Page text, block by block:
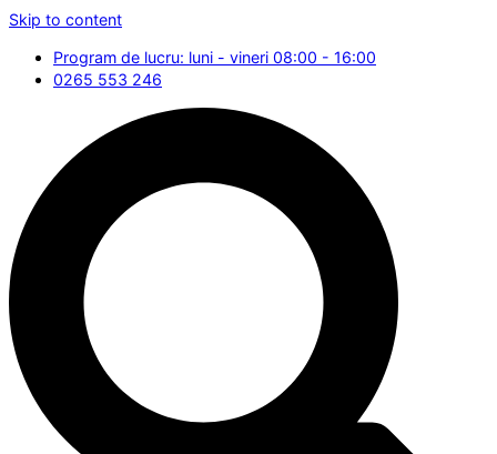
Skip to content
Program de lucru: luni - vineri 08:00 - 16:00
0265 553 246